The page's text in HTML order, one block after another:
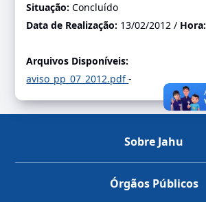
Situação:Concluído
Data de Realização: 13/02/2012 / Hora:
Arquivos Disponíveis:
aviso_pp_07_2012.pdf-
Sobre Jahu
Órgãos Públicos